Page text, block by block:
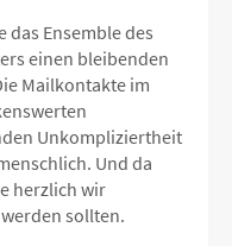
Ensemble des
einen bleibenden
Mailkontakte im
Unkompliziertheit
Und da
herzlich wir
sollten.